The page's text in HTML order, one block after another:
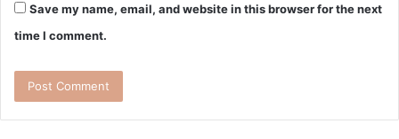
Save my name, email, and website in this browser for the next
time I comment.